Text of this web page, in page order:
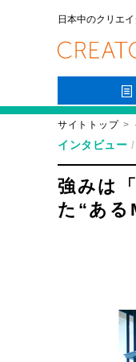
日本中のクリエ
サイトトップ
インタビュー
強みは
た“ある